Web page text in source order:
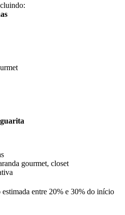
gourmet, closet
entre 20% e 30% do início